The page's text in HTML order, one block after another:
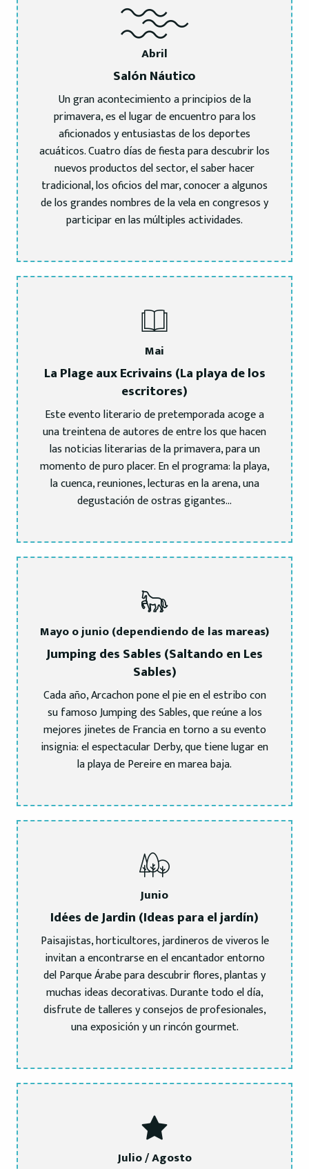
Abril
Salón Náutico
Un gran acontecimiento a principios de la
primavera, es el lugar de encuentro para los
aficionados y entusiastas de los deportes
acuáticos. Cuatro días de fiesta para descubrir los
nuevos productos del sector, el saber hacer
tradicional, los oficios del mar, conocer a algunos
de los grandes nombres de la vela en congresos y
participar en las múltiples actividades.
Mai
La Plage aux Ecrivains (La playa de los
escritores)
Este evento literario de pretemporada acoge a
una treintena de autores de entre los que hacen
las noticias literarias de la primavera, para un
momento de puro placer. En el programa: la playa,
la cuenca, reuniones, lecturas en la arena, una
degustación de ostras gigantes…
Mayo o junio (dependiendo de las mareas)
Jumping des Sables (Saltando en Les
Sables)
Cada año, Arcachon pone el pie en el estribo con
su famoso Jumping des Sables, que reúne a los
mejores jinetes de Francia en torno a su evento
insignia: el espectacular Derby, que tiene lugar en
la playa de Pereire en marea baja.
Junio
Idées de Jardin (Ideas para el jardín)
Paisajistas, horticultores, jardineros de viveros le
invitan a encontrarse en el encantador entorno
del Parque Árabe para descubrir flores, plantas y
muchas ideas decorativas. Durante todo el día,
disfrute de talleres y consejos de profesionales,
una exposición y un rincón gourmet.
Julio / Agosto